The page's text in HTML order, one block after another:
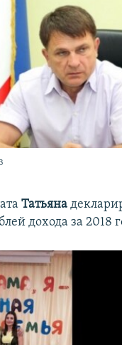
Татьяна
дохода за 2018